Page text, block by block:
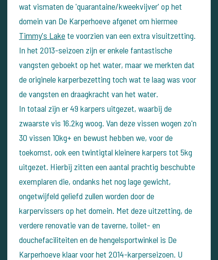
wat vismaten de 'quarantaine/kweekvijver' op het
domein van De Karperhoeve afgenet om hiermee
Timmy's Lakete voorzien van een extra visuitzetting.
In het 2013-seizoen zijn er enkele fantastische
vangsten geboekt op het water, maar we merkten dat
de originele karperbezetting toch wat te laag was voor
de vangsten en draagkracht van het water.
In totaal zijn er 49 karpers uitgezet, waarbij de
zwaarste vis 16.2kg woog. Van deze vissen wogen zo'n
30 vissen 10kg+ en bewust hebben we, voor de
toekomst, ook een twintigtal kleinere karpers tot 5kg
uitgezet. Hierbij zitten een aantal prachtig beschubte
exemplaren die, ondanks het nog lage gewicht,
ongetwijfeld geliefd zullen worden door de
karpervissers op het domein. Met deze uitzetting, de
verdere renovatie van de taverne, toilet- en
douchefaciliteiten en de hengelsportwinkel is De
Karperhoeve klaar voor het 2014-karperseizoen. U